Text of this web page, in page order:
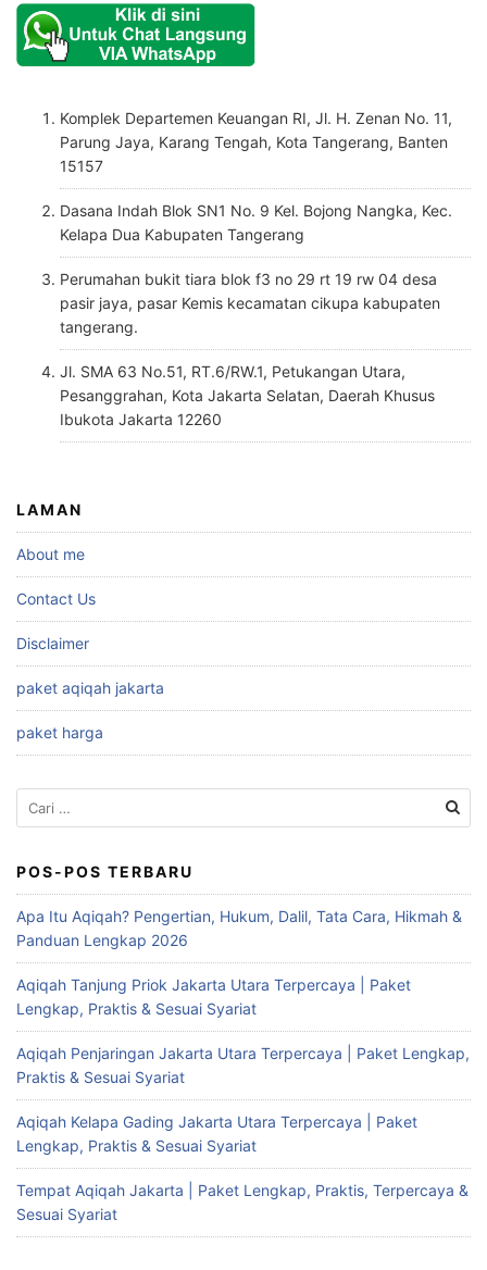
Komplek Departemen Keuangan RI, Jl. H. Zenan No. 11,
Parung Jaya, Karang Tengah, Kota Tangerang, Banten
15157
Dasana Indah Blok SN1 No. 9 Kel. Bojong Nangka, Kec.
Kelapa Dua Kabupaten Tangerang
Perumahan bukit tiara blok f3 no 29 rt 19 rw 04 desa
pasir jaya, pasar Kemis kecamatan cikupa kabupaten
tangerang.
Jl. SMA 63 No.51, RT.6/RW.1, Petukangan Utara,
Pesanggrahan, Kota Jakarta Selatan, Daerah Khusus
Ibukota Jakarta 12260
LAMAN
About me
Contact Us
Disclaimer
paket aqiqah jakarta
paket harga
Cari
untuk:
POS-POS TERBARU
Apa Itu Aqiqah? Pengertian, Hukum, Dalil, Tata Cara, Hikmah &
Panduan Lengkap 2026
Aqiqah Tanjung Priok Jakarta Utara Terpercaya | Paket
Lengkap, Praktis & Sesuai Syariat
Aqiqah Penjaringan Jakarta Utara Terpercaya | Paket Lengkap,
Praktis & Sesuai Syariat
Aqiqah Kelapa Gading Jakarta Utara Terpercaya | Paket
Lengkap, Praktis & Sesuai Syariat
Tempat Aqiqah Jakarta | Paket Lengkap, Praktis, Terpercaya &
Sesuai Syariat